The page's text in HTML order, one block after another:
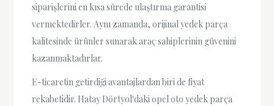
siparişlerini en kısa sürede ulaştırma garantisi
vermektedirler. Aynı zamanda, orijinal yedek parça
kalitesinde ürünler sunarak araç sahiplerinin güvenini
kazanmaktadırlar.
E-ticaretin getirdiği avantajlardan biri de fiyat
rekabetidir. Hatay Dörtyol'daki opel oto yedek parça